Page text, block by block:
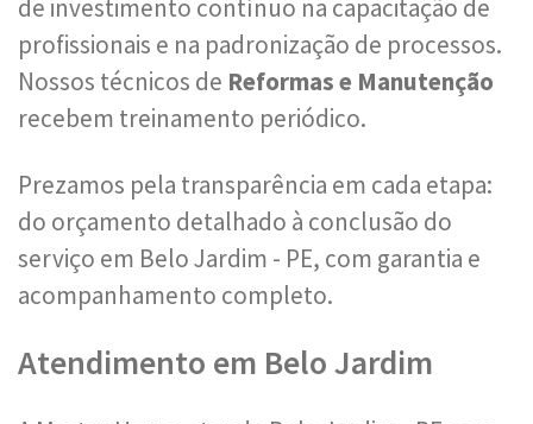
de investimento contínuo na capacitação de
profissionais e na padronização de processos.
Nossos técnicos de Reformas e Manutenção
recebem treinamento periódico.
Prezamos pela transparência em cada etapa:
do orçamento detalhado à conclusão do
serviço em Belo Jardim - PE, com garantia e
acompanhamento completo.
Atendimento em Belo Jardim